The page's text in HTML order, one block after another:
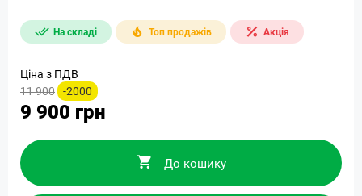
На складі Топ продажів Акція
Ціна з ПДВ
11 900
-2000
9 900 грн
До кошику